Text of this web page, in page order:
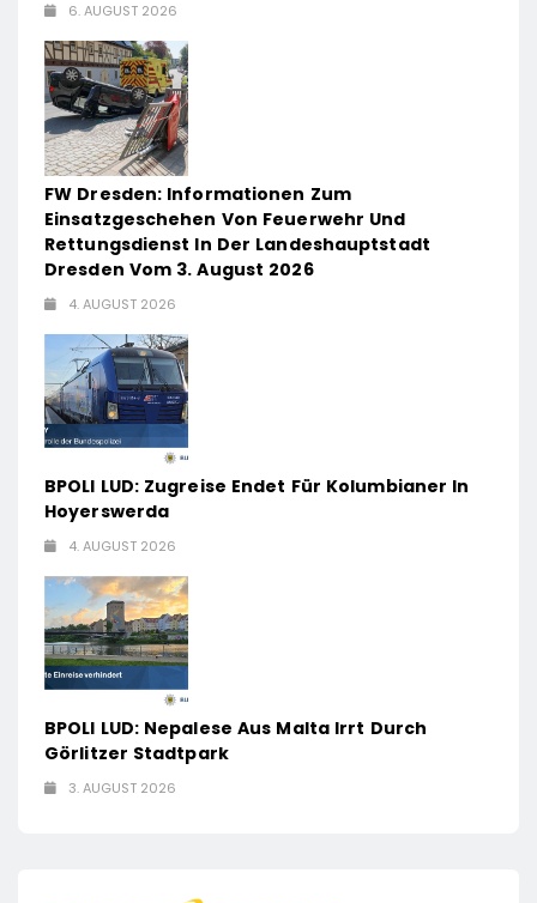
6. AUGUST 2026
FW Dresden: Informationen Zum
Einsatzgeschehen Von Feuerwehr Und
Rettungsdienst In Der Landeshauptstadt
Dresden Vom 3. August 2026
4. AUGUST 2026
BPOLI LUD: Zugreise Endet Für Kolumbianer In
Hoyerswerda
4. AUGUST 2026
BPOLI LUD: Nepalese Aus Malta Irrt Durch
Görlitzer Stadtpark
3. AUGUST 2026